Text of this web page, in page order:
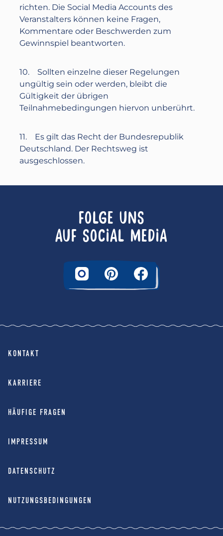
richten. Die Social Media Accounts des
Veranstalters können keine Fragen,
Kommentare oder Beschwerden zum
Gewinnspiel beantworten.
10. Sollten einzelne dieser Regelungen
ungültig sein oder werden, bleibt die
Gültigkeit der übrigen
Teilnahmebedingungen hiervon unberührt.
11. Es gilt das Recht der Bundesrepublik
Deutschland. Der Rechtsweg ist
ausgeschlossen.
FOLGE UNS
AUF SOCIAL MEDIA
KONTAKT
KARRIERE
HÄUFIGE FRAGEN
IMPRESSUM
DATENSCHUTZ
NUTZUNGSBEDINGUNGEN